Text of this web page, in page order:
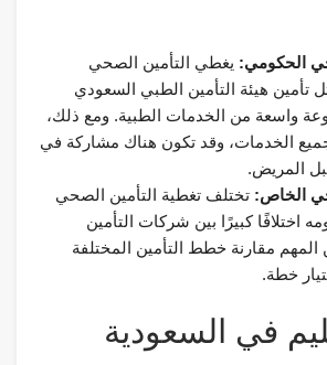
الحكومي: يغطي التأمين الصحي
تأمين هيئة التأمين الطبي السعودي
واسعة من الخدمات الطبية. ومع ذلك،
الخدمات، وقد تكون هناك مشاركة في
المريض.
الخاص: تختلف تغطية التأمين الصحي
اختلافًا كبيرًا بين شركات التأمين
المهم مقارنة خطط التأمين المختلفة
خطة.
في السعودية